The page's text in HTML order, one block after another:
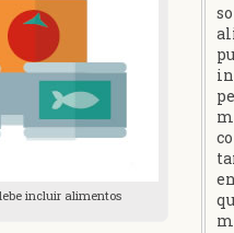
incluir alimentos